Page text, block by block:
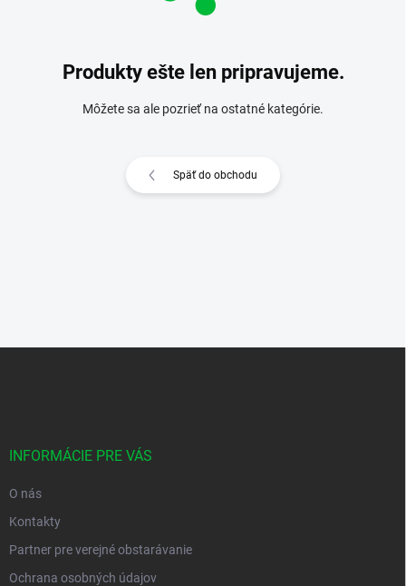
Produkty ešte len pripravujeme.
Môžete sa ale pozrieť na ostatné kategórie.
Späť do obchodu
INFORMÁCIE PRE VÁS
O nás
Kontakty
Partner pre verejné obstarávanie
Ochrana osobných údajov